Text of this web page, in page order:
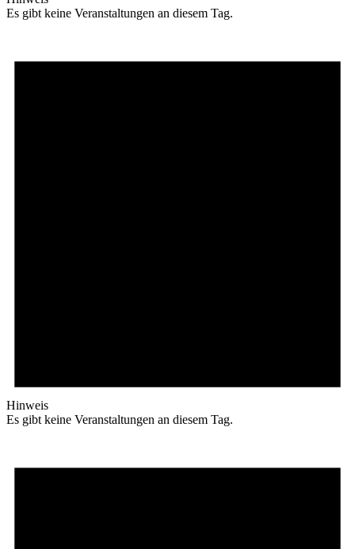
Es gibt keine Veranstaltungen an diesem Tag.
Hinweis
Es gibt keine Veranstaltungen an diesem Tag.